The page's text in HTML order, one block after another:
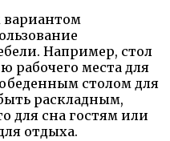
вариантом
Например, стол
рабочего места для
столом для
раскладным,
для сна гостям или
отдыха.